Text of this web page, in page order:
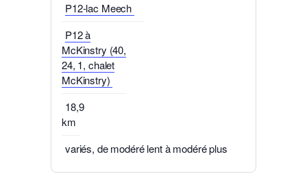
P12-lac Meech
P12 à
McKinstry (40,
24, 1, chalet
McKinstry)
18,9
km
variés, de modéré lent à modéré plus